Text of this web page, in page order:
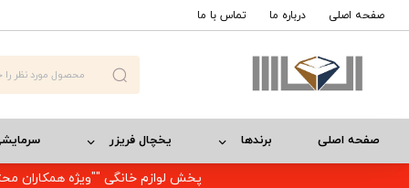
صفحه اصلی درباره ما تماس با ما
صفحه اصلی برندها یخچال فریزر
پخش لوازم خانگی ""ویژه همکاران